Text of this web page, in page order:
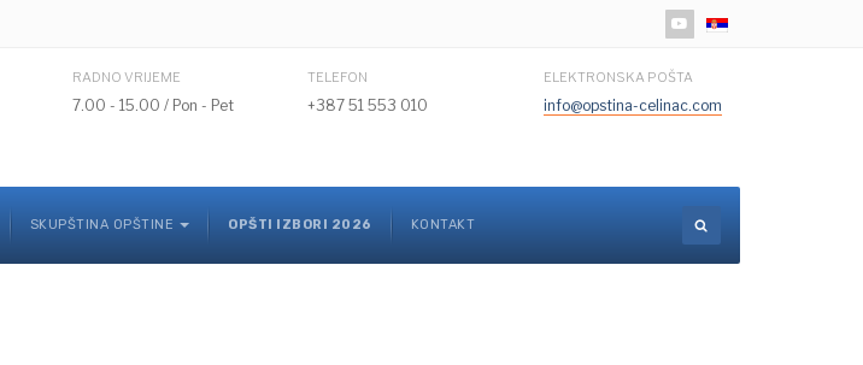
Izaberite vaš jezik
RADNO VRIJEME
7.00 - 15.00 / Pon - Pet
TELEFON
+387 51 553 010
ELEKTRONSKA POŠTA
info@opstina-celinac.com
SKUPŠTINA OPŠTINE OPŠTI IZBORI 2026 KONTAKT